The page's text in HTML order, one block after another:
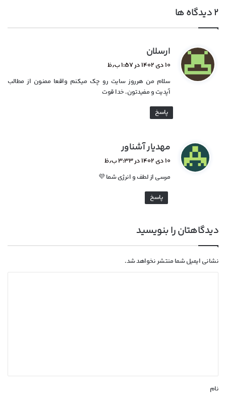
‫۲ دیدگاه ها
ارسلان
ف
۱۰ دی ۱۴۰۲ در ۱:۵۷ ب٫ظ
سلام من هرروز سایت رو چک میکنم واقعا ممنون از مطالب
آپدیت و مفیدتون. خدا قوت
پاسخ
مهدیار آشناور
ف
:
۱۰ دی ۱۴۰۲ در ۳:۳۳ ب٫ظ
مرسی از لطف و انرژی شما 💜
پاسخ
دیدگاهتان را بنویسید
نشانی ایمیل شما منتشر نخواهد شد.
نام